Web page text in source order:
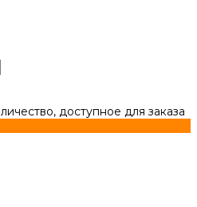
доступное для заказа